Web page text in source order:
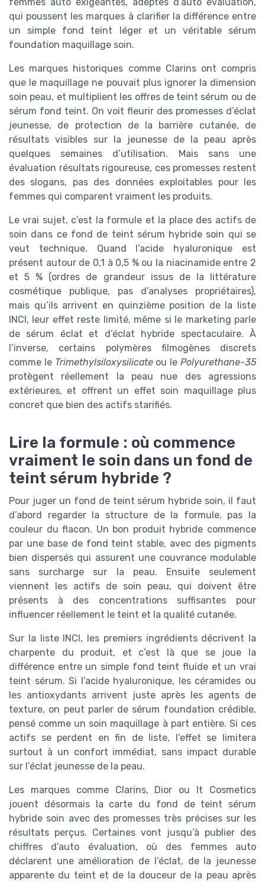
femmes auto exigeantes, adeptes d’auto évaluation,
qui poussent les marques à clarifier la différence entre
un simple fond teint léger et un véritable sérum
foundation maquillage soin.
Les marques historiques comme Clarins ont compris
que le maquillage ne pouvait plus ignorer la dimension
soin peau, et multiplient les offres de teint sérum ou de
sérum fond teint. On voit fleurir des promesses d’éclat
jeunesse, de protection de la barrière cutanée, de
résultats visibles sur la jeunesse de la peau après
quelques semaines d’utilisation. Mais sans une
évaluation résultats rigoureuse, ces promesses restent
des slogans, pas des données exploitables pour les
femmes qui comparent vraiment les produits.
Le vrai sujet, c’est la formule et la place des actifs de
soin dans ce fond de teint sérum hybride soin qui se
veut technique. Quand l’acide hyaluronique est
présent autour de 0,1 à 0,5 % ou la niacinamide entre 2
et 5 % (ordres de grandeur issus de la littérature
cosmétique publique, pas d’analyses propriétaires),
mais qu’ils arrivent en quinzième position de la liste
INCI, leur effet reste limité, même si le marketing parle
de sérum éclat et d’éclat hybride spectaculaire. À
l’inverse, certains polymères filmogènes discrets
comme le Trimethylsiloxysilicateou lePolyurethane-35
protègent réellement la peau nue des agressions
extérieures, et offrent un effet soin maquillage plus
concret que bien des actifs starifiés.
Lire la formule : où commence
vraiment le soin dans un fond de
teint sérum hybride ?
Pour juger un fond de teint sérum hybride soin, il faut
d’abord regarder la structure de la formule, pas la
couleur du flacon. Un bon produit hybride commence
par une base de fond teint stable, avec des pigments
bien dispersés qui assurent une couvrance modulable
sans surcharge sur la peau. Ensuite seulement
viennent les actifs de soin peau, qui doivent être
présents à des concentrations suffisantes pour
influencer réellement le teint et la qualité cutanée.
Sur la liste INCI, les premiers ingrédients décrivent la
charpente du produit, et c’est là que se joue la
différence entre un simple fond teint fluide et un vrai
teint sérum. Si l’acide hyaluronique, les céramides ou
les antioxydants arrivent juste après les agents de
texture, on peut parler de sérum foundation crédible,
pensé comme un soin maquillage à part entière. Si ces
actifs se perdent en fin de liste, l’effet se limitera
surtout à un confort immédiat, sans impact durable
sur l’éclat jeunesse de la peau.
Les marques comme Clarins, Dior ou It Cosmetics
jouent désormais la carte du fond de teint sérum
hybride soin avec des promesses très précises sur les
résultats perçus. Certaines vont jusqu’à publier des
chiffres d’auto évaluation, où des femmes auto
déclarent une amélioration de l’éclat, de la jeunesse
apparente du teint et de la douceur de la peau après